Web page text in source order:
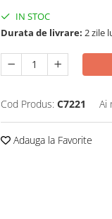
IN STOC
Durata de livrare: 2 zile
Cod Produs: C7221 Ai
Adauga la Favorite